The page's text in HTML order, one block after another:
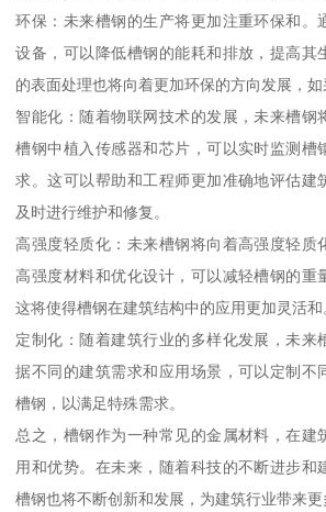
环保：未来槽钢的生产将更加注重环保和。
设备，可以降低槽钢的能耗和排放，提高其
的表面处理也将向着更加环保的方向发展，如
智能化：随着物联网技术的发展，未来槽钢
槽钢中植入传感器和芯片，可以实时监测槽
求。这可以帮助和工程师更加准确地评估建
及时进行维护和修复。
高强度轻质化：未来槽钢将向着高强度轻质
高强度材料和优化设计，可以减轻槽钢的重
这将使得槽钢在建筑结构中的应用更加灵活和
定制化：随着建筑行业的多样化发展，未来
据不同的建筑需求和应用场景，可以定制不
槽钢，以满足特殊需求。
总之，槽钢作为一种常见的金属材料，在建
用和优势。在未来，随着科技的不断进步和
槽钢也将不断创新和发展，为建筑行业带来更